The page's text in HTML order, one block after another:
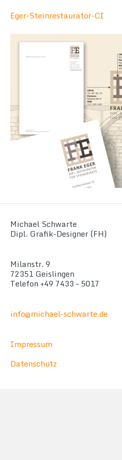
Eger-Steinrestaurator-CI
Michael Schwarte
Dipl. Grafik-Designer (FH)
Milanstr. 9
72351 Geislingen
Telefon +49 7433 – 5017
info@michael-schwarte.de
Impressum
Datenschutz